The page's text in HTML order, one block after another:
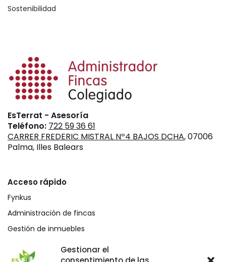
Gestionar el
Sostenibilidad
EsTerrat - Asesoría
Teléfono: 722 59 36 61
CARRER FREDERIC MISTRAL Nº4 BAJOS DCHA, 07006
Palma, Illes Balears
Acceso rápido
Fynkus
Administración de fincas
Gestión de inmuebles
Mediación civil y mercantil